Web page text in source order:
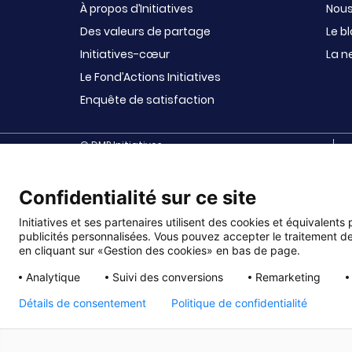
À propos d’Initiatives
Des valeurs de partage
Initiatives-cœur
Le Fond’Actions Initiatives
Enquête de satisfaction
Le
La
© DMP Initiatives
Initiatives est le spécialiste français des solutions
maternelles, aux collèges et lycées, aux associations
sportives (UGSEL, USEP, AS …), aux bureaux des
3ème âge, à fonds publics, à fonds privés, comités
Confidentialité sur ce site
Initiatives et ses partenaires utilisent des cookies et
publicités personnalisées. Vous pouvez accepter le traitement
en cliquant sur «Gestion des cookies» en bas de page.
Analytique
Suivi des conversions Remarketing
Détails de consentement Politique de confidentialité